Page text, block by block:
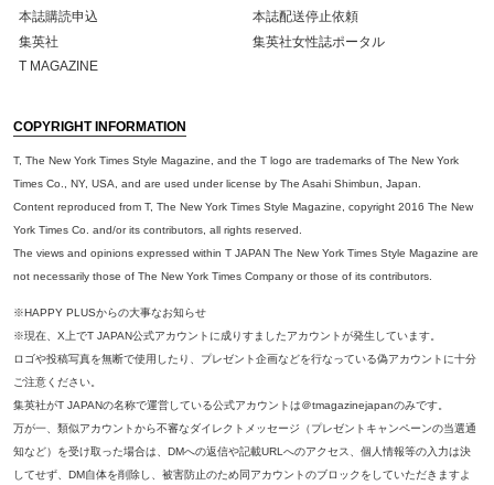
本誌購読申込
本誌配送停止依頼
集英社
集英社女性誌ポータル
T MAGAZINE
COPYRIGHT INFORMATION
T, The New York Times Style Magazine, and the T logo are trademarks of The New York
Times Co., NY, USA, and are used under license by The Asahi Shimbun, Japan.
Content reproduced from T, The New York Times Style Magazine, copyright 2016 The New
York Times Co. and/or its contributors, all rights reserved.
The views and opinions expressed within T JAPAN The New York Times Style Magazine are
not necessarily those of The New York Times Company or those of its contributors.
※HAPPY PLUSからの大事なお知らせ
※現在、X上でT JAPAN公式アカウントに成りすましたアカウントが発生しています。
ロゴや投稿写真を無断で使用したり、プレゼント企画などを行なっている偽アカウントに十分
ご注意ください。
集英社がT JAPANの名称で運営している公式アカウントは＠tmagazinejapanのみです。
万が一、類似アカウントから不審なダイレクトメッセージ（プレゼントキャンペーンの当選通
知など）を受け取った場合は、DMへの返信や記載URLへのアクセス、個人情報等の入力は決
してせず、DM自体を削除し、被害防止のため同アカウントのブロックをしていただきますよ